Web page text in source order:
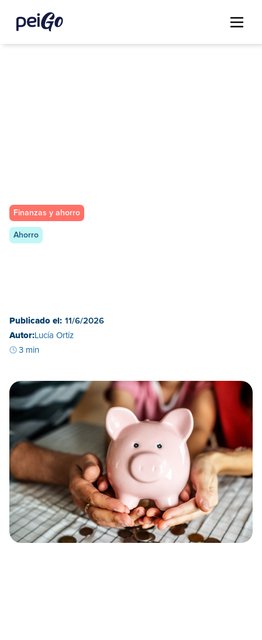
Finanzas y ahorro
Ahorro
Publicado el: 11/6/2026
Autor:Lucía Ortíz
3 min